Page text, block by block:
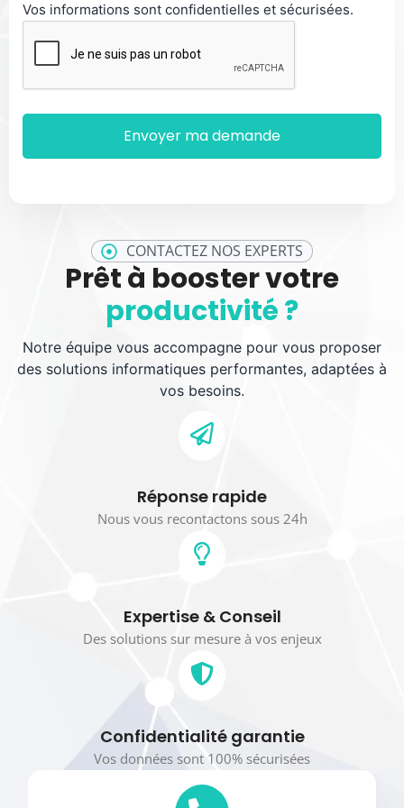
CONTACTEZ NOS EXPERTS
Prêt à booster votre
productivité ?
Notre équipe vous accompagne pour vous proposer
des solutions informatiques performantes, adaptées à
vos besoins.
Réponse rapide
Nous vous recontactons sous 24h
Expertise & Conseil
Des solutions sur mesure à vos enjeux
Confidentialité garantie
Vos données sont 100% sécurisées
Vos informations sont confidentielles et sécurisées.